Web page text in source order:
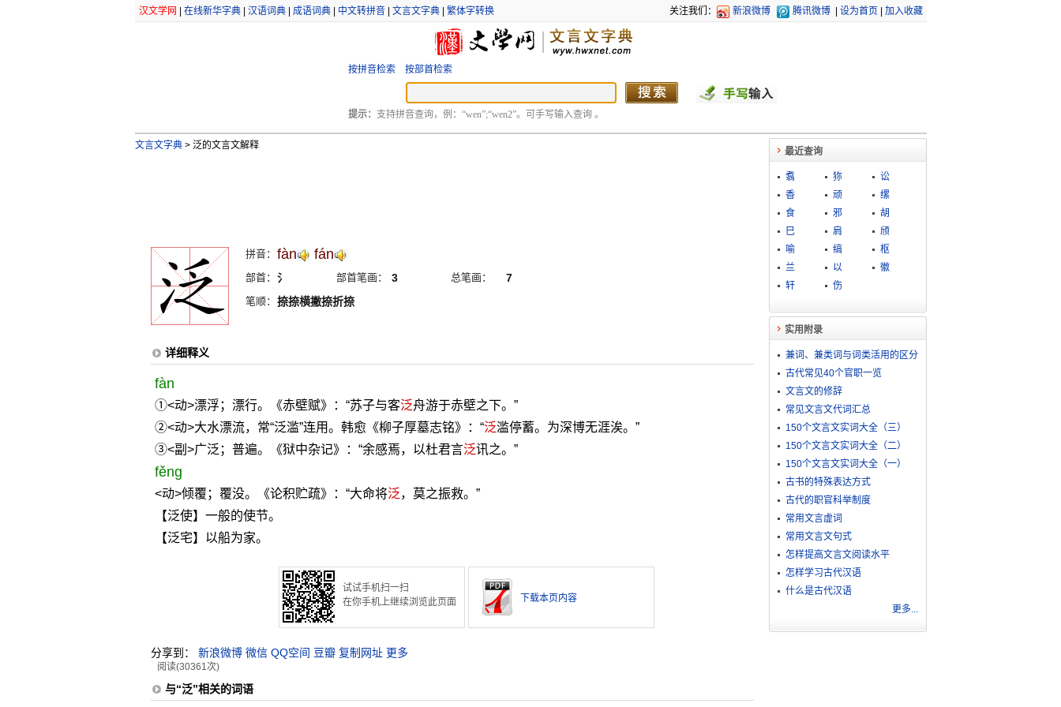
汉文学网 在线新华字典| 汉语词典| 成语词典| 中文转拼音| 文言文字典| 繁体字转换 关注我们： 新浪微博 腾讯微博 设为首页 加入收藏
按拼音检索 按部首检索
提示： 支持拼音查询，例：“wen”;“wen2”。可手写输入查询 。
文言文字典 >泛的文言文解释
拼音： fàn fán
部首： 氵 部首笔画： 3 总笔画： 7
笔顺： 捺捺横撇捺折捺
详细释义
fàn
①<动>漂浮；漂行。《赤壁赋》：“苏子与客泛舟游于赤壁之下。”
②<动>大水漂流，常“泛滥”连用。韩愈《柳子厚墓志铭》：“泛滥停蓄。为深博无涯涘。”
③<副>广泛；普遍。《狱中杂记》：“余感焉，以杜君言泛讯之。”
fěng
<动>倾覆；覆没。《论积贮疏》：“大命将泛，莫之振救。”
【泛使】一般的使节。
【泛宅】以船为家。
试试手机扫一扫
在你手机上继续浏览此页面
下载本页内容
分享到： 新浪微博 微信 QQ空间 豆瓣 复制网址 更多
阅读(30361次)
与“泛”相关的词语
最近查询
翥 狝
讼
香
顽
缧
食
邪
胡
巳
肩
颀
喻
缟
枢
兰
以
徽
轩
伤
实用附录
兼词、兼类词与词类活用的区分
古代常见40个官职一览
文言文的修辞
常见文言文代词汇总
150个文言文实词大全（三）
150个文言文实词大全（二）
150个文言文实词大全（一）
古书的特殊表达方式
古代的职官科举制度
常用文言虚词
常用文言文句式
怎样提高文言文阅读水平
怎样学习古代汉语
什么是古代汉语
更多...